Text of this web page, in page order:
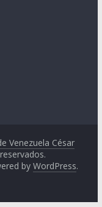
Venezuela César
byWordPress.